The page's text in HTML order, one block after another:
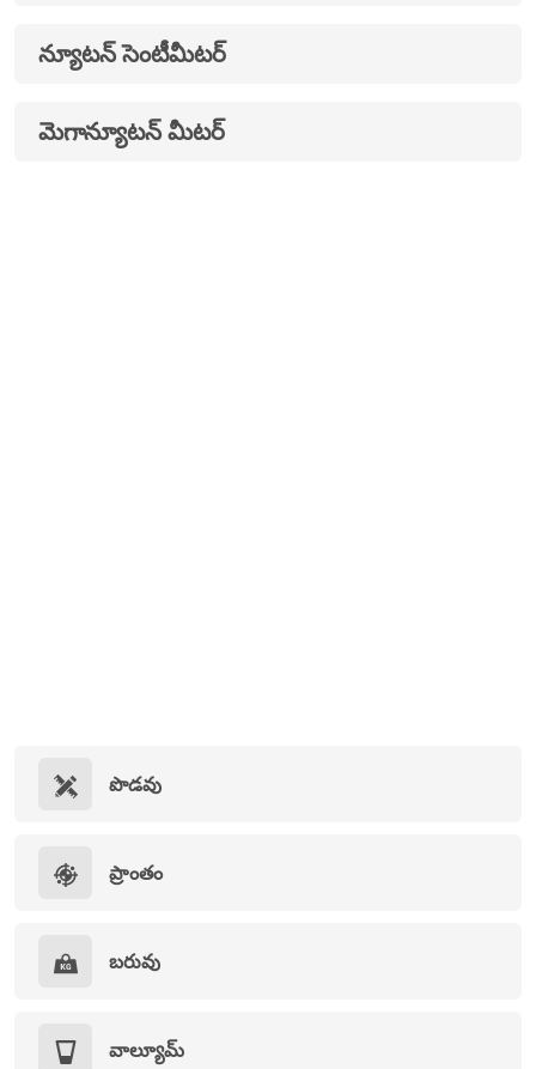
న్యూటన్ సెంటీమీటర్
మెగాన్యూటన్ మీటర్
పొడవు
ప్రాంతం
బరువు
వాల్యూమ్